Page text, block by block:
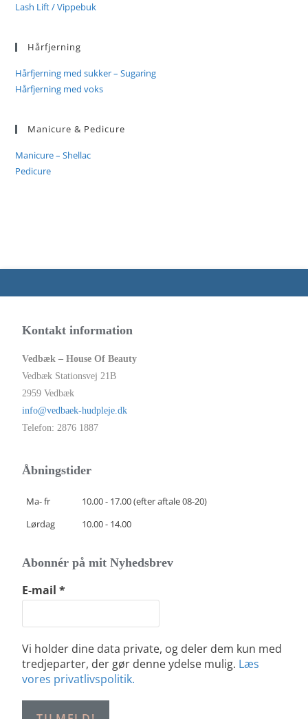
Lash Lift / Vippebuk
Hårfjerning
Hårfjerning med sukker – Sugaring
Hårfjerning med voks
Manicure & Pedicure
Manicure – Shellac
Pedicure
Kontakt information
Vedbæk – House Of Beauty
Vedbæk Stationsvej 21B
2959 Vedbæk
info@vedbaek-hudpleje.dk
Telefon: 2876 1887
Åbningstider
Ma- fr
10.00 - 17.00 (efter aftale 08-20)
Lørdag
10.00 - 14.00
Abonnér på mit Nyhedsbrev
E-mail*
Vi holder dine data private, og deler dem kun med
tredjeparter, der gør denne ydelse mulig. Læs
vores privatlivspolitik.